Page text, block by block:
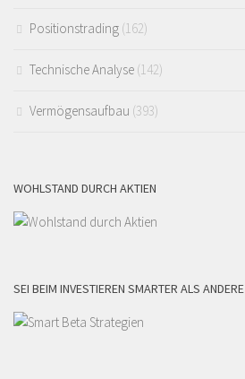
Positionstrading (162)
Technische Analyse (142)
Vermögensaufbau (393)
WOHLSTAND DURCH AKTIEN
SEI BEIM INVESTIEREN SMARTER ALS ANDERE